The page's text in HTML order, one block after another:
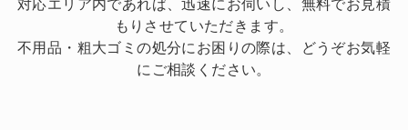
もりさせていただきます。
不用品・粗大ゴミの処分にお困りの際は、どうぞお気軽
にご相談ください。